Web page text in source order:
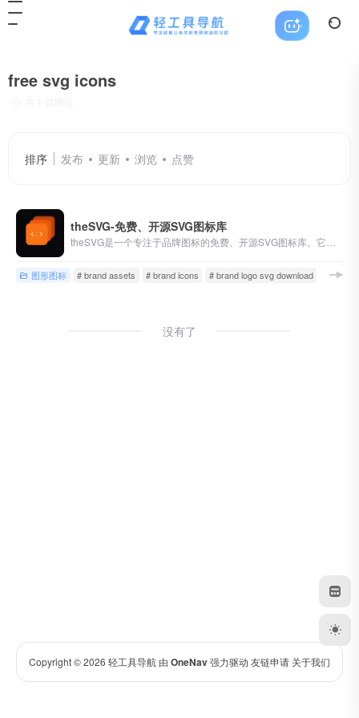
free svg icons
排序 发布 更新 浏览 点赞
theSVG-免费、开源SVG图标库
图形图标 # brand assets # brand icons # brand logo svg download
没有了
Copyright © 2026 轻工具导航 由 OneNav强力驱动 友链申请 关于我们